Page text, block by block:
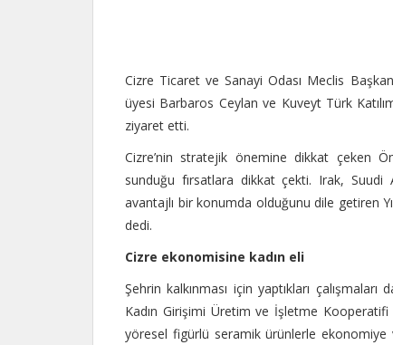
Cizre Ticaret ve Sanayi Odası Meclis
üyesi Barbaros Ceylan ve Kuveyt Türk
ziyaret etti.
Cizre’nin stratejik önemine dikkat çeken
sunduğu fırsatlara dikkat çekti. Irak, Suudi
avantajlı bir konumda olduğunu dile getiren
dedi.
Cizre ekonomisine kadın eli
Şehrin kalkınması için yaptıkları
Kadın Girişimi Üretim ve İşletme Kooperatifi
yöresel figürlü seramik ürünlerle ekonomiye